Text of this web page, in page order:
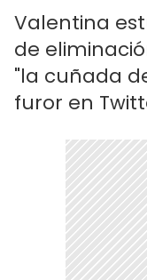
Valentina
de
"la cuñada
furor en